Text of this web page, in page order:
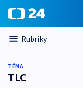
Rubriky
TÉMA
TLC